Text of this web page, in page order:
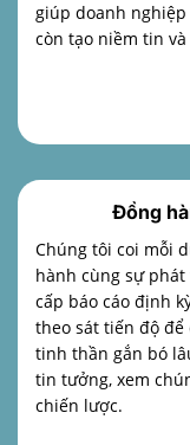
giúp doanh
còn tạo niềm tin
Đồng
Chúng tôi coi mỗi
hành cùng sự
cấp báo cáo định
theo sát tiến độ
tinh thần gắn bó
tin tưởng, xem
chiến lược.